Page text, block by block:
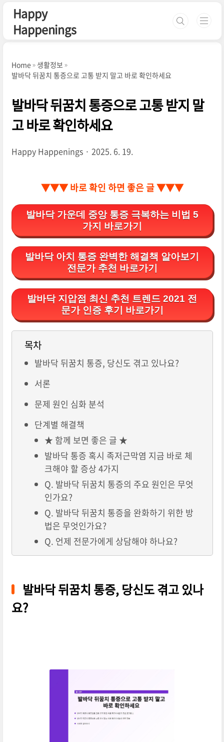
Happy
Happenings
Home
생활정보
발바닥 뒤꿈치 통증으로 고통 받지 말고 바로 확인하세요
발바닥 뒤꿈치 통증으로 고통 받지 말
고 바로 확인하세요
Happy Happenings 2025. 6. 19.
▼▼▼ 바로 확인 하면 좋은 글 ▼▼▼
발바닥 가운데 중앙 통증 극복하는 비법 5
가지 바로가기
발바닥 아치 통증 완벽한 해결책 알아보기
전문가 추천 바로가기
발바닥 지압점 최신 추천 트렌드 2021 전
문가 인증 후기 바로가기
목차
발바닥 뒤꿈치 통증, 당신도 겪고 있나요?
서론
문제 원인 심화 분석
단계별 해결책
★ 함께 보면 좋은 글 ★
발바닥 통증 혹시 족저근막염 지금 바로 체
크해야 할 증상 4가지
Q. 발바닥 뒤꿈치 통증의 주요 원인은 무엇
인가요?
Q. 발바닥 뒤꿈치 통증을 완화하기 위한 방
법은 무엇인가요?
Q. 언제 전문가에게 상담해야 하나요?
발바닥 뒤꿈치 통증, 당신도 겪고 있나
요?